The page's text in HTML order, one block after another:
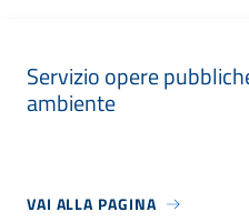
Servizio opere
ambiente
VAI ALLA PAGINA